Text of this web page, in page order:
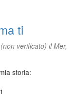
ti
verificato) il Mer,
storia: